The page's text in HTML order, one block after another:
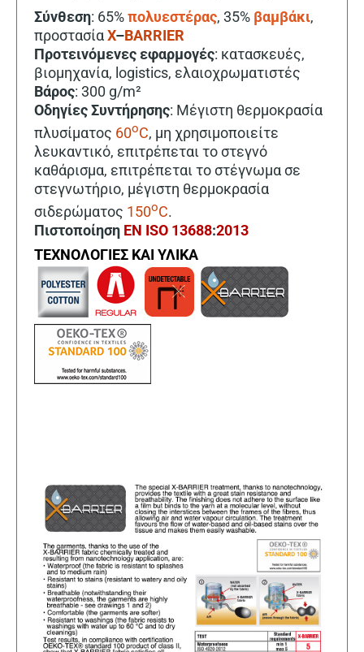
Σύνθεση: 65%πολυεστέρας, 35% βαμβάκι,
προστασίαX–BARRIER
Προτεινόμενες εφαρμογές: κατασκευές,
βιομηχανία, logistics, ελαιοχρωματιστές
Βάρος: 300 g/m²
Οδηγίες Συντήρησης: Μέγιστη θερμοκρασία
πλυσίματος 60oC, μη χρησιμοποιείτε
λευκαντικό, επιτρέπεται το στεγνό
καθάρισμα, επιτρέπεται το στέγνωμα σε
στεγνωτήριο, μέγιστη θερμοκρασία
σιδερώματος 150oC.
Πιστοποίηση EN ISO 13688:2013
ΤΕΧΝΟΛΟΓΙΕΣ ΚΑΙ ΥΛΙΚΑ